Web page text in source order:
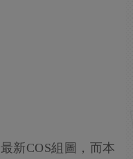
新COS組圖，而本